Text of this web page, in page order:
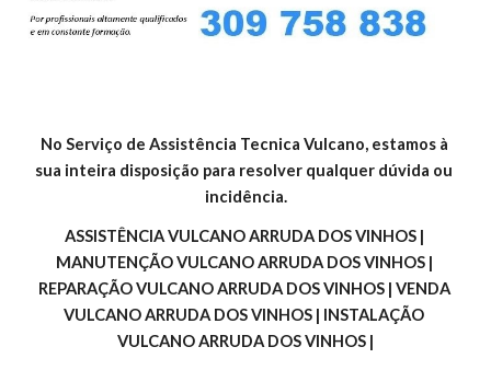
No Serviço de Assistência Tecnica Vulcano, estamos à
sua inteira disposição para resolver qualquer dúvida ou
incidência.
ASSISTÊNCIA VULCANO ARRUDA DOS VINHOS |
MANUTENÇÃO VULCANO ARRUDA DOS VINHOS |
REPARAÇÃO VULCANO ARRUDA DOS VINHOS | VENDA
VULCANO ARRUDA DOS VINHOS | INSTALAÇÃO
VULCANO ARRUDA DOS VINHOS |